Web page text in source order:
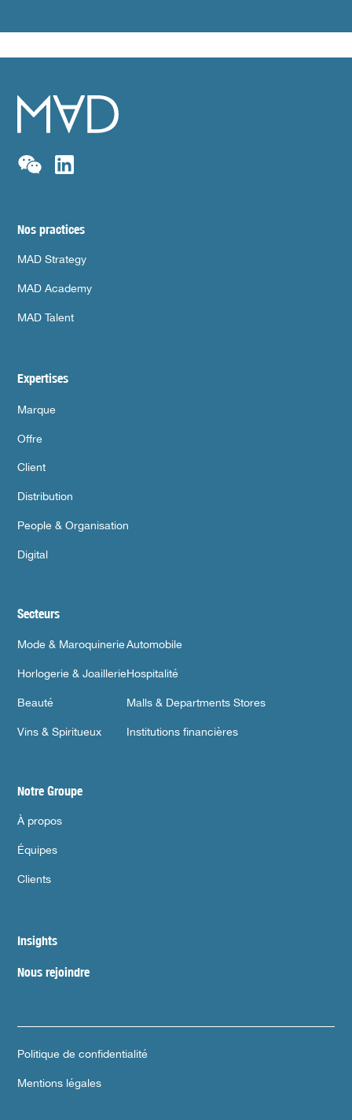
Nos practices
MAD Strategy
MAD Academy
MAD Talent
Expertises
Marque
Offre
Client
Distribution
People & Organisation
Digital
Secteurs
Mode & Maroquinerie
Horlogerie & Joaillerie
Beauté
Vins & Spiritueux
Automobile
Hospitalité
Malls & Departments Stores
Institutions financières
Notre Groupe
À propos
Équipes
Clients
Insights
Nous rejoindre
Politique de confidentialité
Mentions légales